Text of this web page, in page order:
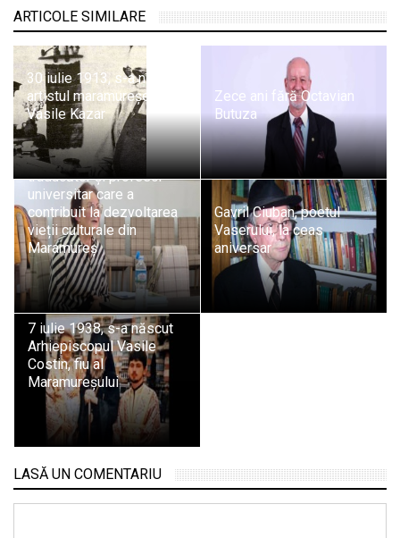
ARTICOLE SIMILARE
30 iulie 1913, s-a născut
artistul maramureșean
Vasile Kazar
Zece ani fără Octavian
Butuza
24 iulie 1950 – S-a
născut Georgeta Elena
Corniță, filolog,
traducător și profesor
universitar care a
contribuit la dezvoltarea
vieții culturale din
Maramureș
Gavril Ciuban, poetul
Vaserului, la ceas
aniversar
7 iulie 1938, s-a născut
Arhiepiscopul Vasile
Costin, fiu al
Maramureșului
LASĂ UN COMENTARIU